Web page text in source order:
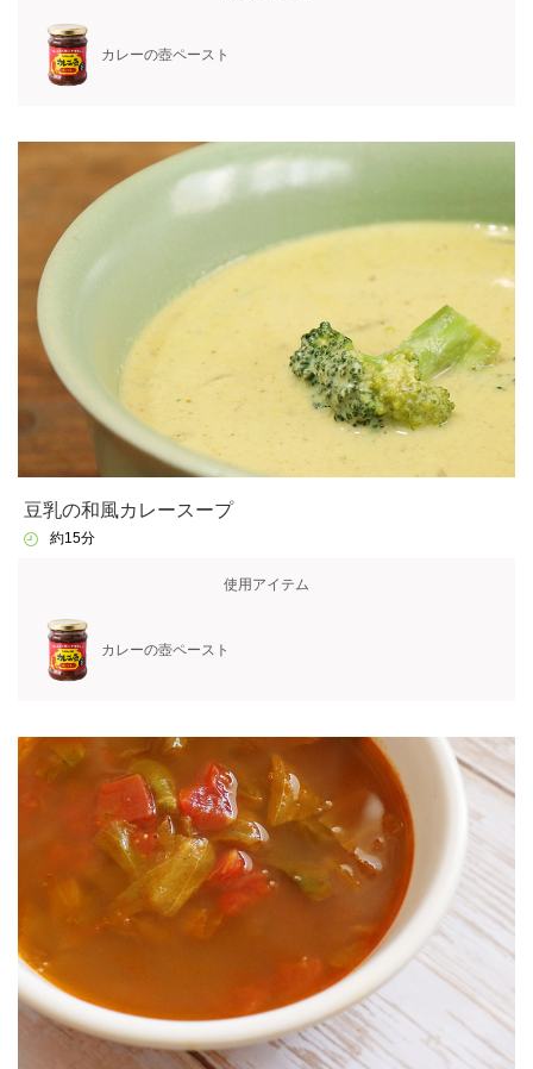
カレーの壺ペースト
豆乳の和風カレースープ
約15分
使用アイテム
カレーの壺ペースト